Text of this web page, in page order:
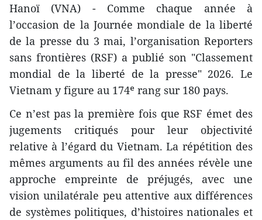
Hanoï (VNA) - Comme chaque année à
l’occasion de la Journée mondiale de la liberté
de la presse du 3 mai, l’organisation Reporters
sans frontières (RSF) a publié son "Classement
mondial de la liberté de la presse" 2026. Le
Vietnam y figure au 174ᵉ rang sur 180 pays.
Ce n’est pas la première fois que RSF émet des
jugements critiqués pour leur objectivité
relative à l’égard du Vietnam. La répétition des
mêmes arguments au fil des années révèle une
approche empreinte de préjugés, avec une
vision unilatérale peu attentive aux différences
de systèmes politiques, d’histoires nationales et